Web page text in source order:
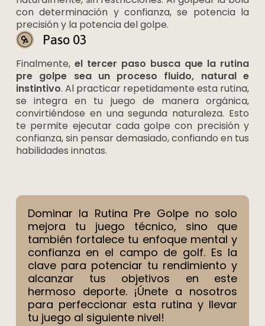
con determinación y confianza, se potencia la
precisión y la potencia del golpe.
Paso 03
Finalmente, el tercer paso busca que la rutina
pre golpe sea un proceso fluido, natural e
instintivo. Al practicar repetidamente esta rutina,
se integra en tu juego de manera orgánica,
convirtiéndose en una segunda naturaleza. Esto
te permite ejecutar cada golpe con precisión y
confianza, sin pensar demasiado, confiando en tus
habilidades innatas.
Dominar la Rutina Pre Golpe no solo
mejora tu juego técnico, sino que
también fortalece tu enfoque mental y
confianza en el campo de golf. Es la
clave para potenciar tu rendimiento y
alcanzar tus objetivos en este
hermoso deporte. ¡Únete a nosotros
para perfeccionar esta rutina y llevar
tu juego al siguiente nivel!